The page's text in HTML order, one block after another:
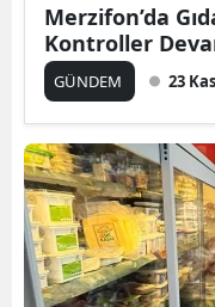
Merzifon’da
Kontroller
GÜNDEM 23